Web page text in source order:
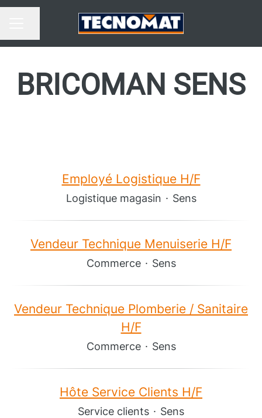
MENU CARRIÈRE
Partager la page
BRICOMAN SENS
Employé Logistique H/F
Logistique magasin · Sens
Vendeur Technique Menuiserie H/F
Commerce · Sens
Vendeur Technique Plomberie / Sanitaire
H/F
Commerce · Sens
Hôte Service Clients H/F
Service clients · Sens